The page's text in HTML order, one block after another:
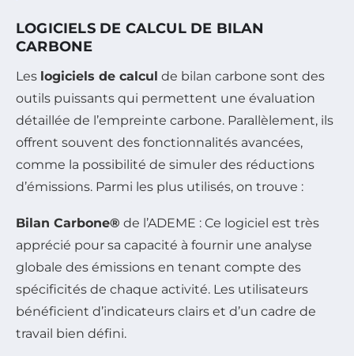
LOGICIELS DE CALCUL DE BILAN
CARBONE
Les logiciels de calcul de bilan carbone sont des
outils puissants qui permettent une évaluation
détaillée de l’empreinte carbone. Parallèlement, ils
offrent souvent des fonctionnalités avancées,
comme la possibilité de simuler des réductions
d’émissions. Parmi les plus utilisés, on trouve :
Bilan Carbone® de l’ADEME : Ce logiciel est très
apprécié pour sa capacité à fournir une analyse
globale des émissions en tenant compte des
spécificités de chaque activité. Les utilisateurs
bénéficient d’indicateurs clairs et d’un cadre de
travail bien défini.